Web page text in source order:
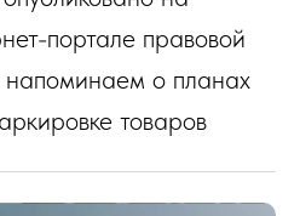
портале правовой
о планах
товаров